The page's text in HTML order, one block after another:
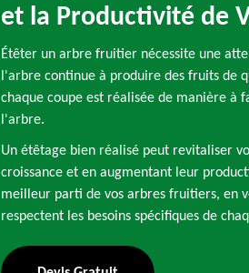
et la Productivité de
Étêter un arbre fruitier nécessite une
l'arbre continue à produire des fruits de
chaque coupe est réalisée de manière à
l'arbre.
Un étêtage bien réalisé peut revitaliser
croissance et en augmentant leur
meilleur parti de vos arbres fruitiers, en
respectent les besoins spécifiques de